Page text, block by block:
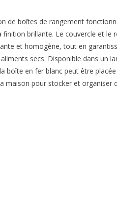
de boîtes de rangement
brillante. Le couvercle et le
et homogène, tout en
secs. Disponible dans un
boîte en fer blanc peut être
maison pour stocker et organiser